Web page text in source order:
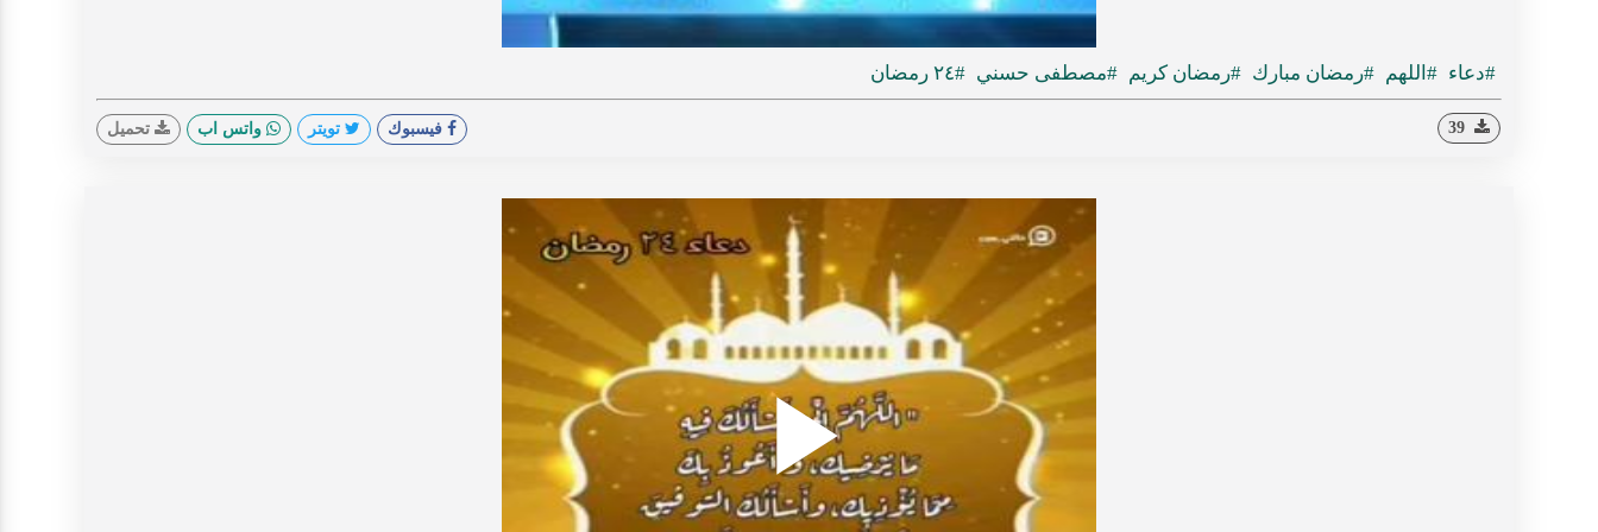
#دعاء #اللهم #رمضان مبارك #رمضان كريم #مصطفى حسني #٢٤ رمضان
فيسبوك تويتر واتس اب تحميل
Play